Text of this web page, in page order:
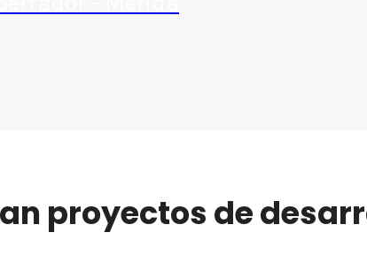
proyectos de